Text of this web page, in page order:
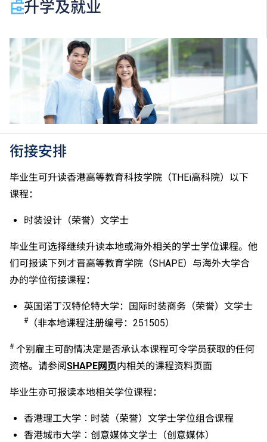
目）。2024年及以前之其他语言科目取得「D或E级」
香港中学文凭考试科目成绩达「第二级」／「第三
级」。 2025年或以后之法语／德语／西班牙语语言能
力水平达A2或以上、日语达N3或以上 及 韩语达TOPIK
II, 3级或以上，均被接受为一般入学条件中的五科之
一。2026年起，乌尔都语成绩达E级或以上亦会被接
受。详情请按
此处。
绩，于申请入学时会被视为等同香港中学文凭考试科目
成绩达「第二级」。
如五科香港中学文凭考试的其中一科为公民与社会发展
其他四个香港中学文凭考试科目（包括中国语文和英国
语文）取得第二级或以上成绩。另外，数学科延伸部分
入学条件中的五科之一。如申请人同时持有单元一及单
元二成绩，于申请入学时只计算成绩较佳的一个单元。
以前入读的学生须完成指定升学单元）的毕业生。
修毕职专国际文凭课程的学生，可按其BTEC及IGCSE
成绩，选择继续于职业训练局升读高级文凭课程。
申请人所递交的工作经验及／或资历，会经有关学系作
个别评核。
升学及就业
衔接安排
毕业生可升读香港高等教育科技学院（THEi高科院）以下
课程：
时装设计（荣誉）文学士
毕业生可选择继续升读本地或海外相关的学士学位课程。他
们可报读下列才晋高等教育学院（SHAPE）与海外大学合
办的学位衔接课程：
英国诺丁汉特伦特大学：国际时装商务（荣誉）文学士
# （非本地课程注册编号：251505）
# 个别雇主可酌情决定是否承认本课程可令学员获取的任何
资格。请参阅SHAPE网页内相关的课程资料页面
毕业生亦可报读本地相关学位课程：
香港理工大学︰时装（荣誉）文学士学位组合课程
香港城市大学︰创意媒体文学士（创意媒体）